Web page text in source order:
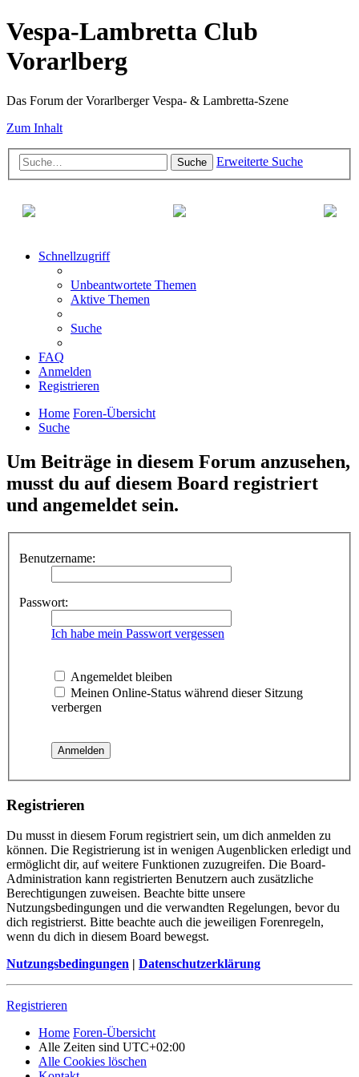
Vespa-Lambretta Club
Vorarlberg
Das Forum der Vorarlberger Vespa- & Lambretta-Szene
Zum Inhalt
Suche Erweiterte Suche
Schnellzugriff
Unbeantwortete Themen
Aktive Themen
Suche
FAQ
Anmelden
Registrieren
Home Foren-Übersicht
Suche
Um Beiträge in diesem Forum anzusehen,
musst du auf diesem Board registriert
und angemeldet sein.
Benutzername:
Passwort:
Ich habe mein Passwort vergessen
Angemeldet bleiben
Meinen Online-Status während dieser Sitzung
verbergen
Registrieren
Du musst in diesem Forum registriert sein, um dich anmelden zu
können. Die Registrierung ist in wenigen Augenblicken erledigt und
ermöglicht dir, auf weitere Funktionen zuzugreifen. Die Board-
Administration kann registrierten Benutzern auch zusätzliche
Berechtigungen zuweisen. Beachte bitte unsere
Nutzungsbedingungen und die verwandten Regelungen, bevor du
dich registrierst. Bitte beachte auch die jeweiligen Forenregeln,
wenn du dich in diesem Board bewegst.
Nutzungsbedingungen | Datenschutzerklärung
Registrieren
Home Foren-Übersicht
Alle Zeiten sind UTC+02:00
Alle Cookies löschen